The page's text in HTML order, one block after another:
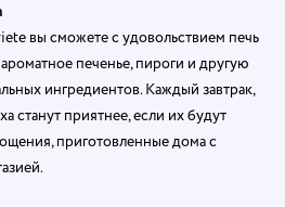
вы сможете с удовольствием печь
печенье, пироги и другую
ингредиентов. Каждый завтрак,
станут приятнее, если их будут
приготовленные дома с